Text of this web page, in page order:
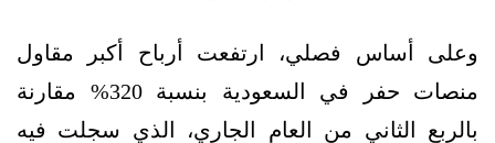
وعلى أساس فصلي، ارتفعت أرباح أكبر مقاول
منصات حفر في السعودية بنسبة 320% مقارنة
بالربع الثاني من العام الجاري، الذي سجلت فيه